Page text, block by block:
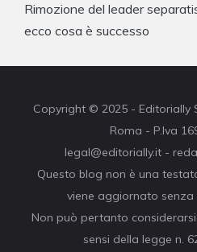
Rimozione del leader
ecco cosa è successo
Copyright © 2025 - Editorially
Roma - P.Iva
legal@editorially.it -
Questo blog non è una
viene aggiornato
Non può pertanto
sensi della legge n.